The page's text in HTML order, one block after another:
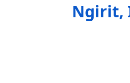
Ngirit,